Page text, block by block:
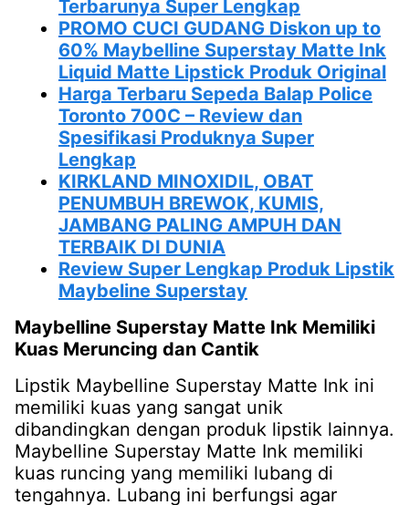
Terbarunya Super Lengkap
PROMO CUCI GUDANG Diskon up to
60% Maybelline Superstay Matte Ink
Liquid Matte Lipstick Produk Original
Harga Terbaru Sepeda Balap Police
Toronto 700C – Review dan
Spesifikasi Produknya Super
Lengkap
KIRKLAND MINOXIDIL, OBAT
PENUMBUH BREWOK, KUMIS,
JAMBANG PALING AMPUH DAN
TERBAIK DI DUNIA
Review Super Lengkap Produk Lipstik
Maybeline Superstay
Maybelline Superstay Matte Ink Memiliki
Kuas Meruncing dan Cantik
Lipstik Maybelline Superstay Matte Ink ini
memiliki kuas yang sangat unik
dibandingkan dengan produk lipstik lainnya.
Maybelline Superstay Matte Ink memiliki
kuas runcing yang memiliki lubang di
tengahnya. Lubang ini berfungsi agar